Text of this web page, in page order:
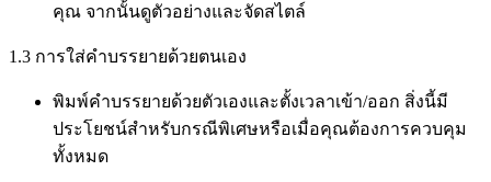
คุณ จากนั้นดูตัวอย่างและจัดสไตล์
1.3 การใส่คำบรรยายด้วยตนเอง
พิมพ์คำบรรยายด้วยตัวเองและตั้งเวลาเข้า/ออก สิ่งนี้มี
ประโยชน์สำหรับกรณีพิเศษหรือเมื่อคุณต้องการควบคุม
ทั้งหมด